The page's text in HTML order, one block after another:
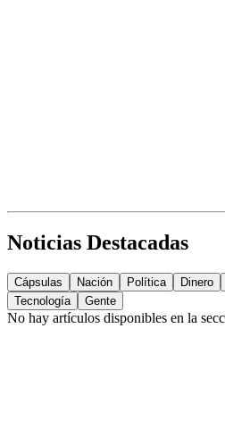
Noticias Destacadas
Cápsulas Nación Política Dinero
Tecnología
Gente
No hay artículos disponibles en la